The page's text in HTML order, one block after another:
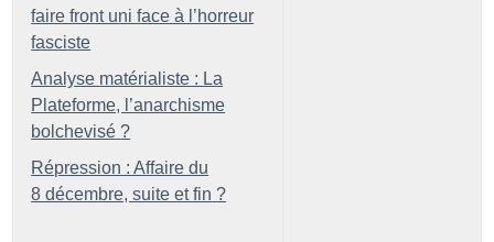
faire front uni face à l’horreur
fasciste
Analyse matérialiste : La
Plateforme, l’anarchisme
bolchevisé ?
Répression : Affaire du
8 décembre, suite et fin ?